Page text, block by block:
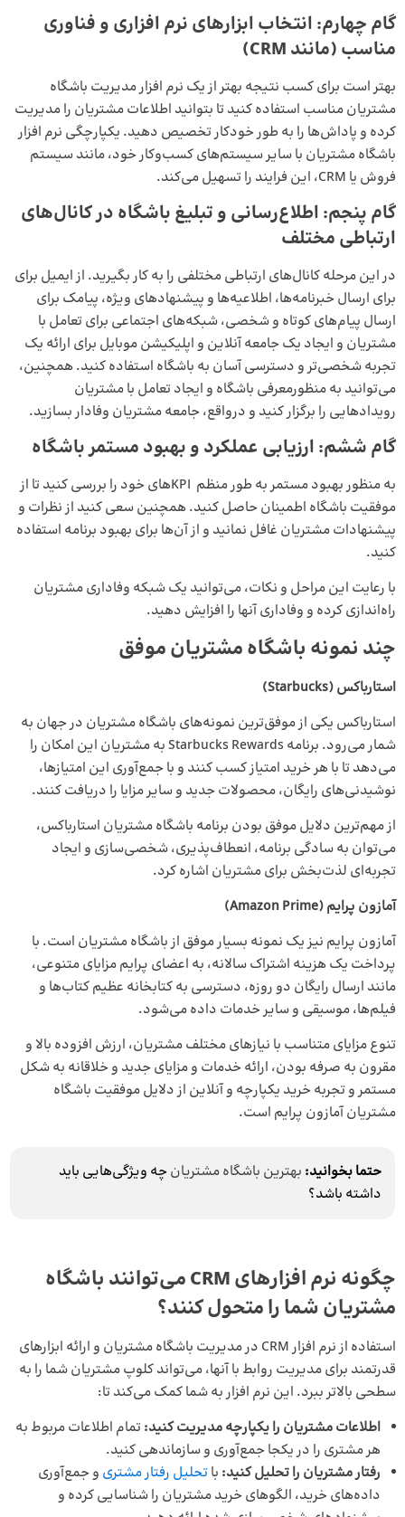
گام چهارم: انتخاب ابزارهای نرم افزاری و فناوری
مناسب (مانند CRM)
بهتر است برای کسب نتیجه بهتر از یک نرم افزار مدیریت باشگاه
مشتریان مناسب استفاده کنید تا بتوانید اطلاعات مشتریان را مدیریت
کرده و پاداش‌ها را به طور خودکار تخصیص دهید. یکپارچگی نرم افزار
باشگاه مشتریان با سایر سیستم‌های کسب‌وکار خود، مانند سیستم
فروش یا CRM، این فرایند را تسهیل می‌کند.
گام پنجم: اطلاع‌رسانی و تبلیغ باشگاه در کانال‌های
ارتباطی مختلف
در این مرحله کانال‌های ارتباطی مختلفی را به کار بگیرید. از ایمیل برای
برای ارسال خبرنامه‌ها، اطلاعیه‌ها و پیشنهادهای ویژه، پیامک برای
ارسال پیام‌های کوتاه و شخصی، شبکه‌های اجتماعی برای تعامل با
مشتریان و ایجاد یک جامعه آنلاین و اپلیکیشن موبایل برای ارائه یک
تجربه شخصی‌تر و دسترسی آسان به باشگاه استفاده کنید. همچنین،
می‌توانید به منظورمعرفی باشگاه و ایجاد تعامل با مشتریان
رویدادهایی را برگزار کنید و درواقع، جامعه مشتریان وفادار بسازید.
گام ششم: ارزیابی عملکرد و بهبود مستمر باشگاه
به منظور بهبود مستمر به طور منظم KPIهای خود را بررسی کنید تا از
موفقیت باشگاه اطمینان حاصل کنید. همچنین سعی کنید از نظرات و
پیشنهادات مشتریان غافل نمانید و از آن‌ها برای بهبود برنامه استفاده
کنید.
با رعایت این مراحل و نکات، می‌توانید یک شبکه وفاداری مشتریان
راه‌اندازی کرده و وفاداری آنها را افزایش دهید.
چند نمونه باشگاه مشتریان موفق
استارباکس (Starbucks
)
استارباکس یکی از موفق‌ترین نمونه‌های باشگاه مشتریان در جهان به
شمار می‌رود. برنامه Starbucks Rewards به مشتریان این امکان را
می‌دهد تا با هر خرید امتیاز کسب کنند و با جمع‌آوری این امتیازها،
نوشیدنی‌های رایگان، محصولات جدید و سایر مزایا را دریافت کنند.
از مهم‌ترین دلایل موفق بودن برنامه باشگاه مشتریان استارباکس،
می‌توان به سادگی برنامه، انعطاف‌پذیری، شخصی‌سازی و ایجاد
تجربه‌ای لذت‌بخش برای مشتریان اشاره کرد.
آمازون پرایم (Amazon Prime
)
آمازون پرایم نیز یک نمونه بسیار موفق از باشگاه مشتریان است. با
پرداخت یک هزینه اشتراک سالانه، به اعضای پرایم مزایای متنوعی،
مانند ارسال رایگان دو روزه، دسترسی به کتابخانه عظیم کتاب‌ها و
فیلم‌ها، موسیقی و سایر خدمات داده می‌شود.
تنوع مزایای متناسب با نیازهای مختلف مشتریان، ارزش افزوده بالا و
مقرون به صرفه بودن، ارائه خدمات و مزایای جدید و خلاقانه به شکل
مستمر و تجربه خرید یکپارچه و آنلاین از دلایل موفقیت باشگاه
مشتریان آمازون پرایم است.
حتما بخوانید: بهترین باشگاه مشتریانچه ویژگی‌هایی باید
داشته باشد؟
چگونه نرم افزارهایCRMمی‌توانند باشگاه
مشتریان شما را متحول کنند؟
استفاده از نرم افزار CRM در مدیریت باشگاه مشتریان و ارائه ابزارهای
قدرتمند برای مدیریت روابط با آنها، می‌تواند کلوپ مشتریان شما را به
سطحی بالاتر ببرد. این نرم افزار به شما کمک می‌کند تا:
اطلاعات مشتریان را یکپارچه مدیریت کنید: تمام اطلاعات مربوط به
هر مشتری را در یکجا جمع‌آوری و سازماندهی کنید.
رفتار مشتریان را تحلیل کنید: با تحلیل رفتار مشتری و جمع‌آوری
داده‌های خرید، الگوهای خرید مشتریان را شناسایی کرده و